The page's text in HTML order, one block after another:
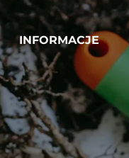
INFORMACJE